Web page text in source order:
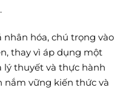
hóa, chú trọng vào
thay vì áp dụng một
lý thuyết và thực hành
nắm vững kiến thức và